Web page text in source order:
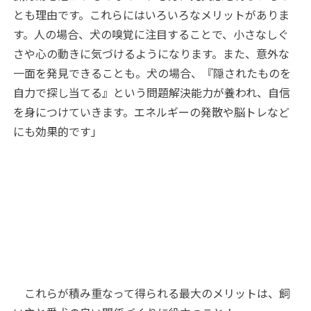
とも理由です。これらにはいろいろなメリットがありま
す。人の場合、犬の嗅覚に注目することで、小さなしぐ
さや心の動きに気づけるようになります。また、意外な
一面を発見できることも。犬の場合、『隠されたものを
自力で探し当てる』という問題解決能力が養われ、自信
を身につけていきます。エネルギーの発散や脳トレなど
にも効果的です」
これらが積み重なって得られる最大のメリットは、飼